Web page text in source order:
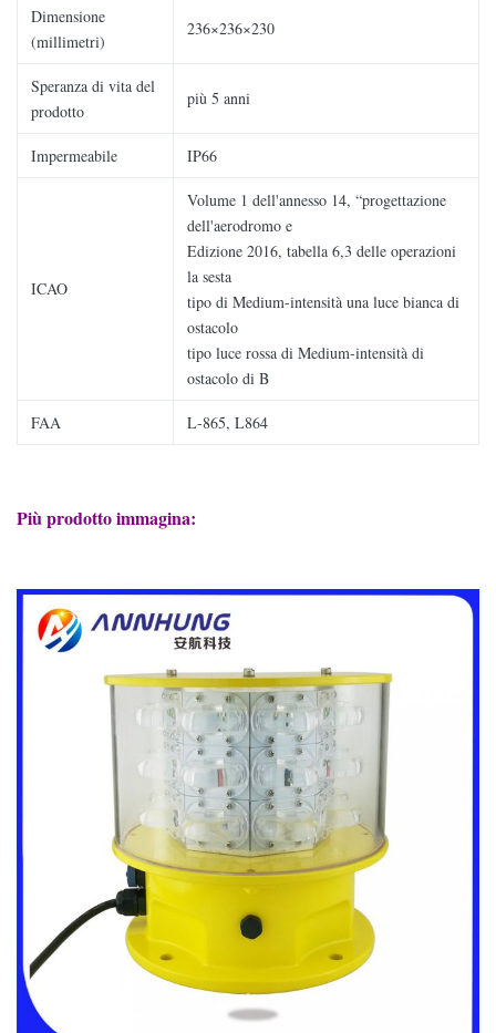
Dimensione
(millimetri)
236×236×230
Speranza di vita del
prodotto
più 5 anni
Impermeabile IP66
ICAO
Volume 1 dell'annesso 14, “progettazione
dell'aerodromo e
Edizione 2016, tabella 6,3 delle operazioni
la sesta
tipo di Medium-intensità una luce bianca di
ostacolo
tipo luce rossa di Medium-intensità di
ostacolo di B
FAA L-865, L864
Più prodotto immagina: